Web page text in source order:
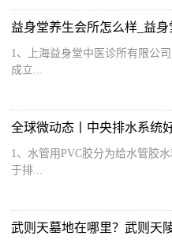
益身堂养生会所怎么样_益身
1、上海益身堂中医诊所有限公
成立...
全球微动态丨中央排水系统
1、水管用PVC胶分为给水管胶
于排...
武则天墓地在哪里？武则天